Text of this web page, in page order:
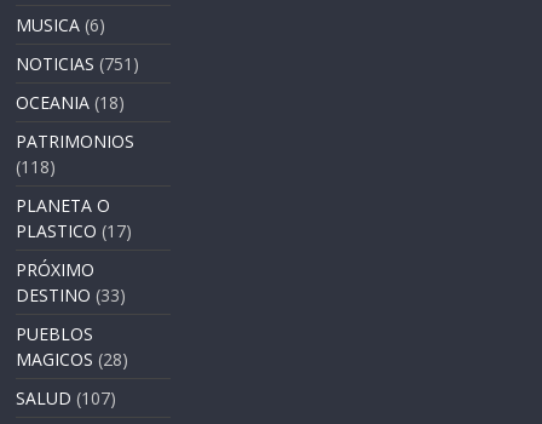
MUSICA (6)
NOTICIAS (751)
OCEANIA (18)
PATRIMONIOS
(118)
PLANETA O
PLASTICO (17)
PRÓXIMO
DESTINO (33)
PUEBLOS
MAGICOS (28)
SALUD (107)